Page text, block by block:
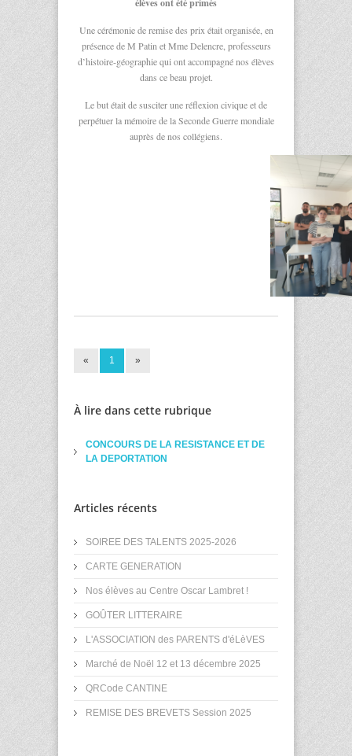
élèves ont été primés
Une cérémonie de remise des prix était organisée, en
présence de M Patin et Mme Delencre, professeurs
d’histoire-géographie qui ont accompagné nos élèves
dans ce beau projet.
Le but était de susciter une réflexion civique et de
perpétuer la mémoire de la Seconde Guerre mondiale
auprès de nos collégiens.
« 1 »
À lire dans cette rubrique
CONCOURS DE LA RESISTANCE ET DE
LA DEPORTATION
Articles récents
SOIREE DES TALENTS 2025-2026
CARTE GENERATION
Nos élèves au Centre Oscar Lambret !
GOÛTER LITTERAIRE
L'ASSOCIATION des PARENTS d'éLèVES
Marché de Noël 12 et 13 décembre 2025
QRCode CANTINE
REMISE DES BREVETS Session 2025